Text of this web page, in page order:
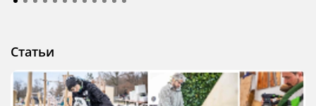
Статьи